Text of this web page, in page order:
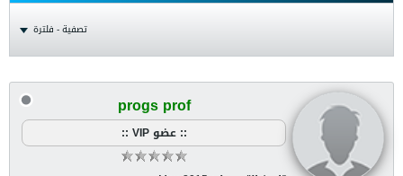
تصفية - فلترة
progs prof
:: عضو VIP ::